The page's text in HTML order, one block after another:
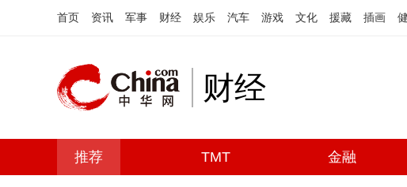
首页 资讯 军事 财经 娱乐 汽车 游戏 文化 援藏 插画
财经
推荐 TMT 金融